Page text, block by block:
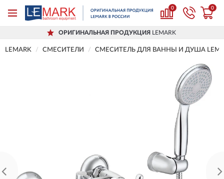
0 0
ОРИГИНАЛЬНАЯ ПРОДУКЦИЯ LEMARK
LEMARK СМЕСИТЕЛИ СМЕСИТЕЛЬ ДЛЯ ВАННЫ И ДУША